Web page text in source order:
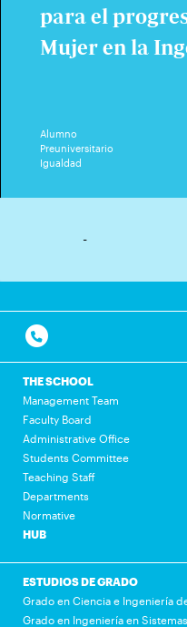
para el
Mujer en la
Alumno
Preuniversitario
Igualdad
-
THE SCHOOL
Management Team
Faculty Board
Administrative Office
Students Committee
Teaching Staff
Departments
Normative
HUB
ESTUDIOS DE GRADO
Grado en Ciencia e Ingeniería
Grado en Ingeniería en